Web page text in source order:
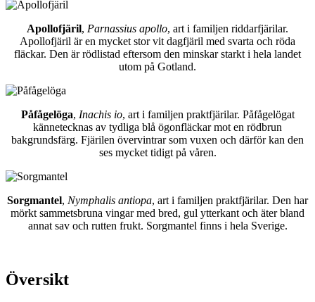
Apollofjäril, Parnassius apollo, art i familjen riddarfjärilar.
Apollofjäril är en mycket stor vit dagfjäril med svarta och röda
fläckar. Den är rödlistad eftersom den minskar starkt i hela landet
utom på Gotland.
Påfågelöga, Inachis io, art i familjen praktfjärilar. Påfågelögat
kännetecknas av tydliga blå ögonfläckar mot en rödbrun
bakgrundsfärg. Fjärilen övervintrar som vuxen och därför kan den
ses mycket tidigt på våren.
Sorgmantel, Nymphalis antiopa, art i familjen praktfjärilar. Den har
mörkt sammetsbruna vingar med bred, gul ytterkant och äter bland
annat sav och rutten frukt. Sorgmantel finns i hela Sverige.
Översikt